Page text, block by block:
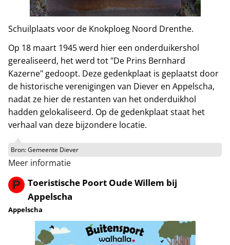
Schuilplaats voor de Knokploeg Noord Drenthe.
Op 18 maart 1945 werd hier een onderduikershol
gerealiseerd, het werd tot "De Prins Bernhard
Kazerne" gedoopt. Deze gedenkplaat is geplaatst door
de historische verenigingen van Diever en Appelscha,
nadat ze hier de restanten van het onderduikhol
hadden gelokaliseerd. Op de gedenkplaat staat het
verhaal van deze bijzondere locatie.
Bron:Gemeente Diever
Meer informatie
Toeristische Poort Oude Willem bij
Appelscha
Appelscha